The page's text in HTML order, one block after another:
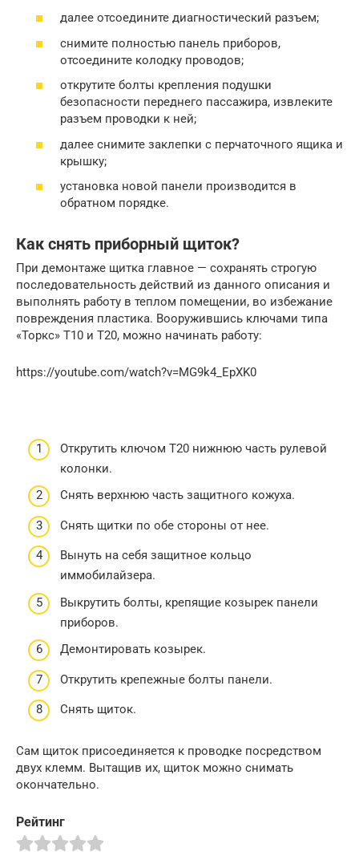
далее отсоедините диагностический разъем;
снимите полностью панель приборов,
отсоедините колодку проводов;
открутите болты крепления подушки
безопасности переднего пассажира, извлеките
разъем проводки к ней;
далее снимите заклепки с перчаточного ящика и
крышку;
установка новой панели производится в
обратном порядке.
Как снять приборный щиток?
При демонтаже щитка главное — сохранять строгую
последовательность действий из данного описания и
выполнять работу в теплом помещении, во избежание
повреждения пластика. Вооружившись ключами типа
«Торкс» Т10 и Т20, можно начинать работу:
https://youtube.com/watch?v=MG9k4_EpXK0
Открутить ключом Т20 нижнюю часть рулевой
колонки.
Снять верхнюю часть защитного кожуха.
Снять щитки по обе стороны от нее.
Вынуть на себя защитное кольцо
иммобилайзера.
Выкрутить болты, крепящие козырек панели
приборов.
Демонтировать козырек.
Открутить крепежные болты панели.
Снять щиток.
Сам щиток присоединяется к проводке посредством
двух клемм. Вытащив их, щиток можно снимать
окончательно.
Рейтинг